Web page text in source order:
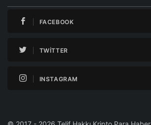
FACEBOOK
TWITTER
INSTAGRAM